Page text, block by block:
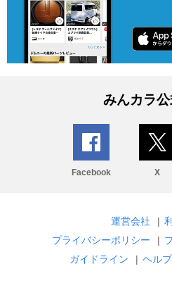
みんカラ
Facebook X
運営会社 |
プライバシーポリシー
|
ガイドライン
| ヘルプ